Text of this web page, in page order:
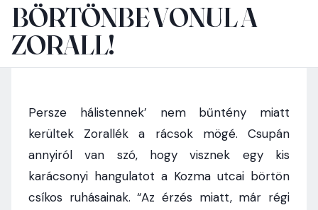
BÖRTÖNBE VONUL A
ZORALL!
Persze hálistennek’ nem bűntény miatt
kerültek Zorallék a rácsok mögé. Csupán
annyiról van szó, hogy visznek egy kis
karácsonyi hangulatot a Kozma utcai börtön
csíkos ruhásainak. “Az érzés miatt, már régi